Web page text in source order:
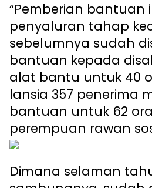
“Pemberian bantuan
penyaluran tahap
sebelumnya sudah
bantuan kepada
alat bantu untuk 40
lansia 357 penerima
bantuan untuk 62
perempuan rawan
Dimana selaman